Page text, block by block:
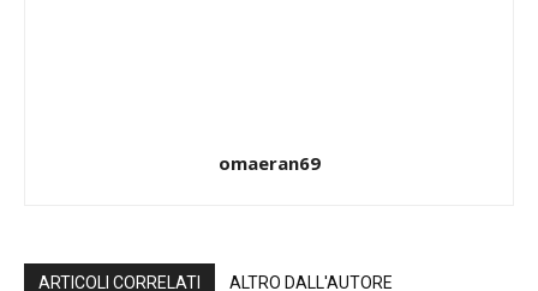
omaeran69
ARTICOLI CORRELATI ALTRO DALL'AUTORE